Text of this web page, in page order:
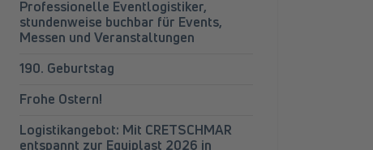
Professionelle Eventlogistiker,
stundenweise buchbar für Events,
Messen und Veranstaltungen
190. Geburtstag
Frohe Ostern!
Logistikangebot: Mit CRETSCHMAR
entspannt zur Equiplast 2026 in